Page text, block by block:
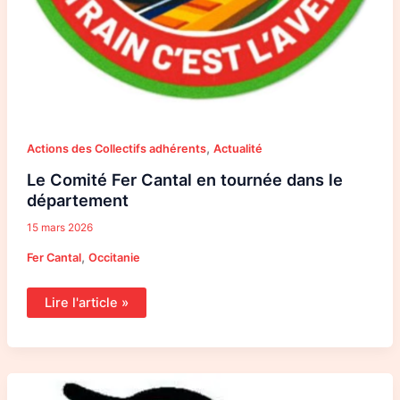
Actions des Collectifs adhérents, Actualité
Le Comité Fer Cantal en tournée dans le
département
15 mars 2026
Fer Cantal, Occitanie
Lire l'article »
Pétition
des